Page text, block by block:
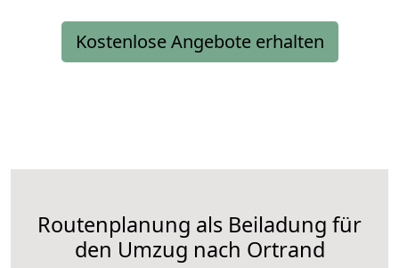
Kostenlose Angebote erhalten
Routenplanung als Beiladung für
den Umzug nach Ortrand